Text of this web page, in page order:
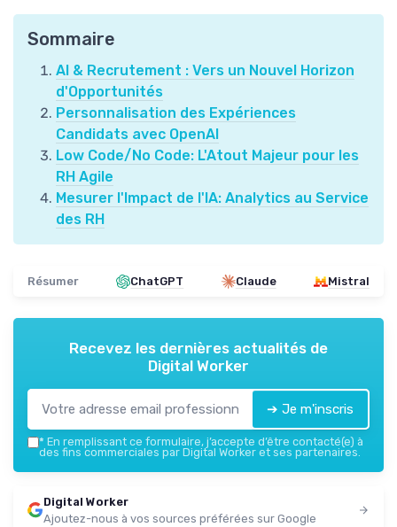
Sommaire
AI & Recrutement : Vers un Nouvel Horizon
d'Opportunités
Personnalisation des Expériences
Candidats avec OpenAI
Low Code/No Code: L'Atout Majeur pour les
RH Agile
Mesurer l'Impact de l'IA: Analytics au Service
des RH
Résumer ChatGPT Claude Mistral
Recevez les dernières actualités de
Digital Worker
➔ Je m'inscris
* En remplissant ce formulaire, j’accepte d’être contacté(e) à
des fins commerciales par Digital Worker et ses partenaires.
Digital Worker
Ajoutez-nous à vos sources préférées sur Google